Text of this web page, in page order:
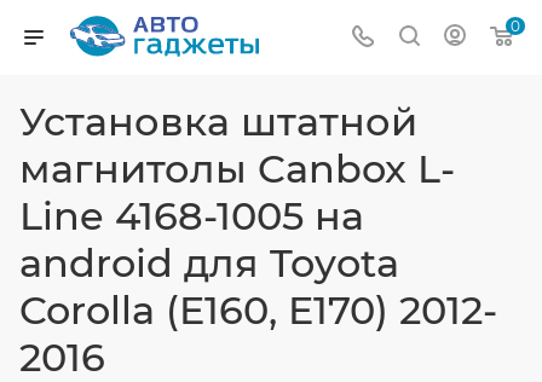
0
Установка штатной
магнитолы Canbox L-
Line 4168-1005 на
android для Toyota
Corolla (E160, E170) 2012-
2016